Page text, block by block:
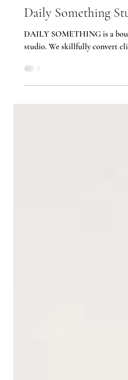
Feb 22, 2019
Daily Something
studio. We skillfully convert